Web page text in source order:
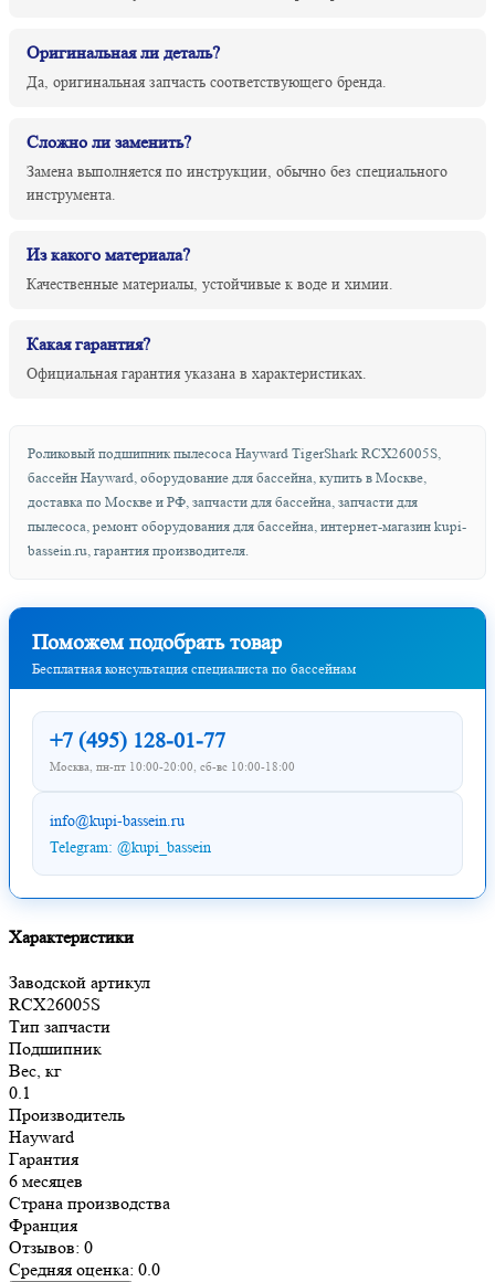
Оригинальная ли деталь?
Да, оригинальная запчасть соответствующего бренда.
Сложно ли заменить?
Замена выполняется по инструкции, обычно без специального
инструмента.
Из какого материала?
Качественные материалы, устойчивые к воде и химии.
Какая гарантия?
Официальная гарантия указана в характеристиках.
Роликовый подшипник пылесоса Hayward TigerShark RCX26005S,
бассейн Hayward, оборудование для бассейна, купить в Москве,
доставка по Москве и РФ, запчасти для бассейна, запчасти для
пылесоса, ремонт оборудования для бассейна, интернет-магазин kupi-
bassein.ru, гарантия производителя.
Поможем подобрать товар
Бесплатная консультация специалиста по бассейнам
+7 (495) 128-01-77
Москва, пн-пт 10:00-20:00, сб-вс 10:00-18:00
info@kupi-bassein.ru
Telegram: @kupi_bassein
Характеристики
Заводской артикул
RCX26005S
Тип запчасти
Подшипник
Вес, кг
0.1
Производитель
Hayward
Гарантия
6 месяцев
Страна производства
Франция
Отзывов: 0
Средняя оценка: 0.0